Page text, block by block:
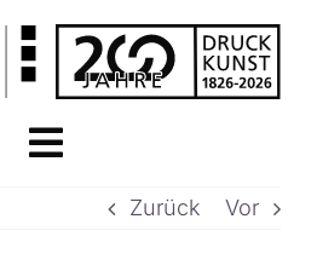
Toggle
Navigation
Zurück Vor